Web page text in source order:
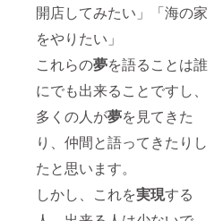
開店してみたい」「海の家
をやりたい」
これらの夢を語ることは誰
にでも出来ることですし、
多くの人が夢を見てきた
り、仲間と語ってきたりし
たと思います。
しかし、これを実現する